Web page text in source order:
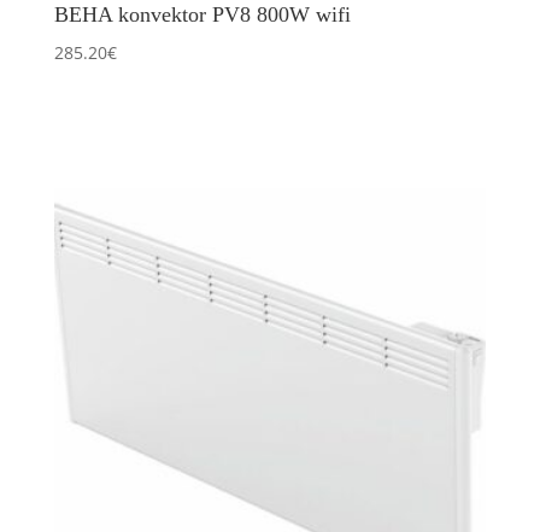
BEHA konvektor PV8 800W wifi
285.20€